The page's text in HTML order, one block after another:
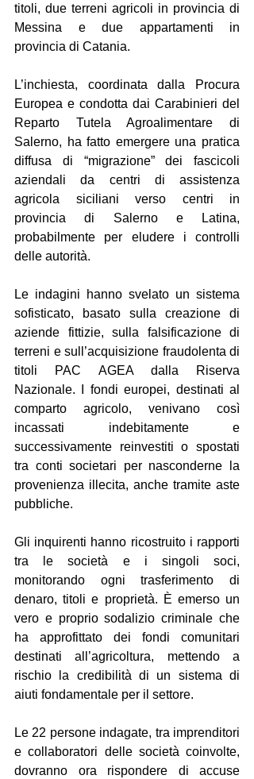
titoli, due terreni agricoli in provincia di
Messina e due appartamenti in
provincia di Catania.
L’inchiesta, coordinata dalla Procura
Europea e condotta dai Carabinieri del
Reparto Tutela Agroalimentare di
Salerno, ha fatto emergere una pratica
diffusa di “migrazione” dei fascicoli
aziendali da centri di assistenza
agricola siciliani verso centri in
provincia di Salerno e Latina,
probabilmente per eludere i controlli
delle autorità.
Le indagini hanno svelato un sistema
sofisticato, basato sulla creazione di
aziende fittizie, sulla falsificazione di
terreni e sull’acquisizione fraudolenta di
titoli PAC AGEA dalla Riserva
Nazionale. I fondi europei, destinati al
comparto agricolo, venivano così
incassati indebitamente e
successivamente reinvestiti o spostati
tra conti societari per nasconderne la
provenienza illecita, anche tramite aste
pubbliche.
Gli inquirenti hanno ricostruito i rapporti
tra le società e i singoli soci,
monitorando ogni trasferimento di
denaro, titoli e proprietà. È emerso un
vero e proprio sodalizio criminale che
ha approfittato dei fondi comunitari
destinati all’agricoltura, mettendo a
rischio la credibilità di un sistema di
aiuti fondamentale per il settore.
Le 22 persone indagate, tra imprenditori
e collaboratori delle società coinvolte,
dovranno ora rispondere di accuse